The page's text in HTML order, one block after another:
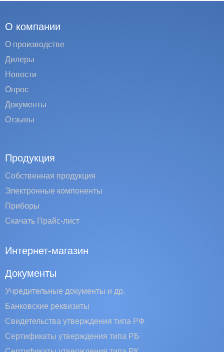
О компании
О производстве
Дилеры
Новости
Опрос
Документы
Отзывы
Продукция
Собственная продукция
Электронные компоненты
Приборы
Скачать Прайс-лист
Интернет-магазин
Документы
Учредительные документы и др.
Банковские реквизиты
Свидетельства утверждения типа РФ
Сертификаты утверждения типа РБ